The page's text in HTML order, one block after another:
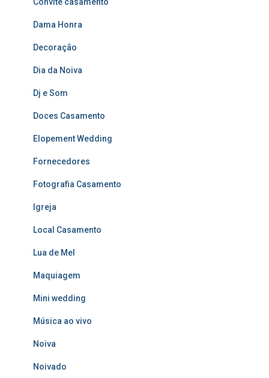
Dama Honra
Decoração
Dia da Noiva
Dj e Som
Doces Casamento
Elopement Wedding
Fornecedores
Fotografia Casamento
Igreja
Local Casamento
Lua de Mel
Maquiagem
Mini wedding
Música ao vivo
Noiva
Noivado